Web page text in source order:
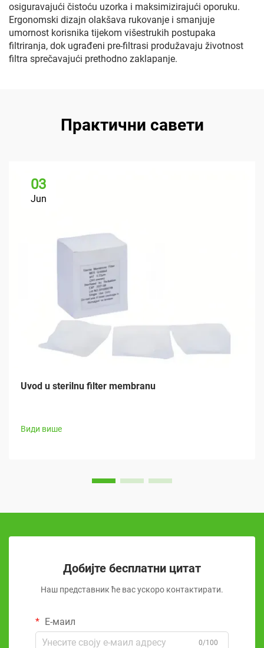
osiguravajući čistoću uzorka i maksimizirajući oporuku.
Ergonomski dizajn olakšava rukovanje i smanjuje
umornost korisnika tijekom višestrukih postupaka
filtriranja, dok ugrađeni pre-filtrasi produžavaju životnost
filtra sprečavajući prethodno zaklapanje.
Практични савети
03
Jun
Uvod u sterilnu filter membranu
Види више
Добијте бесплатни цитат
Наш представник ће вас ускоро контактирати.
Е-маил
0/100